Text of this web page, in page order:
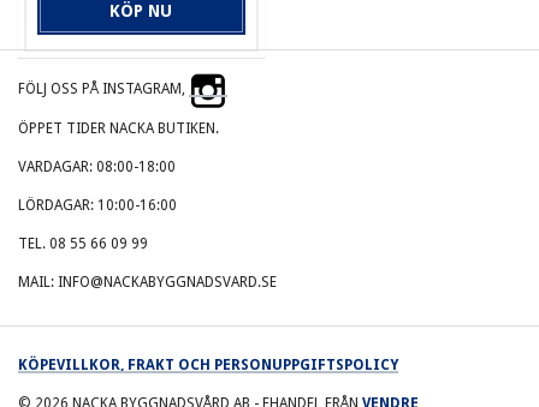
KÖP NU
FÖLJ OSS PÅ INSTAGRAM,
ÖPPET TIDER NACKA BUTIKEN.
VARDAGAR: 08:00-18:00
LÖRDAGAR: 10:00-16:00
TEL. 08 55 66 09 99
MAIL: INFO@NACKABYGGNADSVARD.SE
KÖPEVILLKOR, FRAKT OCH PERSONUPPGIFTSPOLICY
© 2026 NACKA BYGGNADSVÅRD AB - EHANDEL FRÅN VENDRE